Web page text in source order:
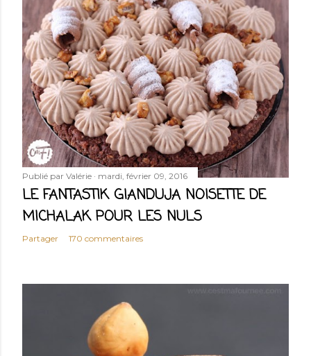
Publié par Valérie mardi, février 09, 2016
LE FANTASTIK GIANDUJA NOISETTE DE
MICHALAK POUR LES NULS
Partager 170 commentaires